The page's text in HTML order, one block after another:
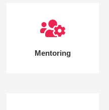
Mentoring